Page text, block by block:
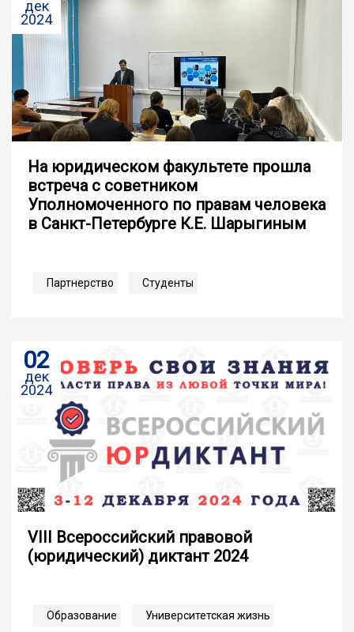
дек
2024
На юридическом факультете прошла
встреча с советником
Уполномоченного по правам человека
в Санкт-Петербурге К.Е. Шарыгиным
Партнерство Студенты
02
дек
2024
VIII Всероссийский правовой
(юридический) диктант 2024
Образование Университетская жизнь